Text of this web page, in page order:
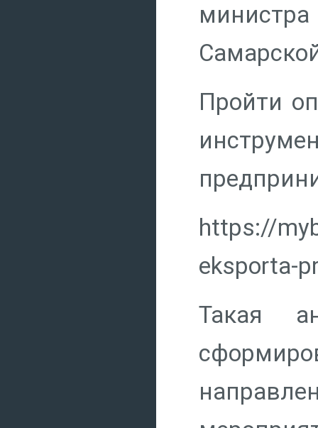
Пройти
https://
eksporta-
Такая